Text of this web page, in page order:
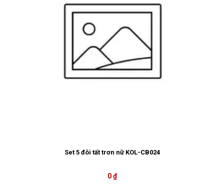
Set 5 đôi tất trơn nữ KOL-CB024
0 ₫